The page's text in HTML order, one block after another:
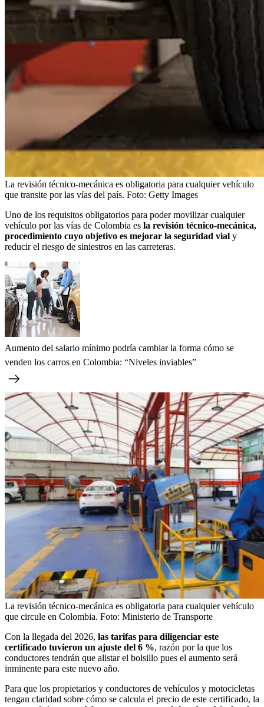
La revisión técnico-mecánica es obligatoria para cualquier vehículo
que transite por las vías del país. Foto: Getty Images
Uno de los requisitos obligatorios para poder movilizar cualquier
vehículo por las vías de Colombia es la revisión técnico-mecánica,
procedimiento cuyo objetivo es mejorar la seguridad vial y
reducir el riesgo de siniestros en las carreteras.
Aumento del salario mínimo podría cambiar la forma cómo se
venden los carros en Colombia: “Niveles inviables”
La revisión técnico-mecánica es obligatoria para cualquier vehículo
que circule en Colombia. Foto: Ministerio de Transporte
Con la llegada del 2026, las tarifas para diligenciar este
certificado tuvieron un ajuste del 6 %, razón por la que los
conductores tendrán que alistar el bolsillo pues el aumento será
inminente para este nuevo año.
Para que los propietarios y conductores de vehículos y motocicletas
tengan claridad sobre cómo se calcula el precio de este certificado, la